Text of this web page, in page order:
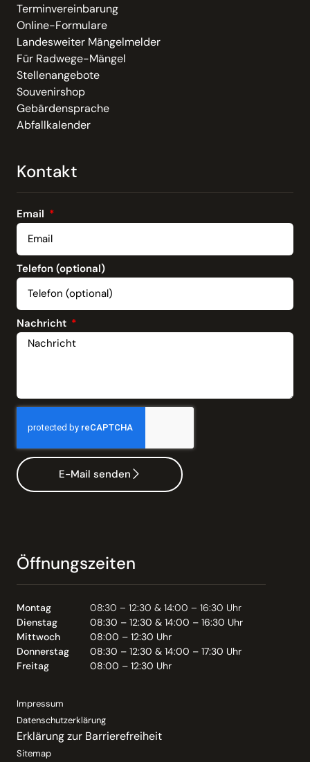
Terminvereinbarung
Online-Formulare
Landesweiter Mängelmelder
Für Radwege-Mängel
Stellenangebote
Souvenirshop
Gebärdensprache
Abfallkalender
Kontakt
Email
Telefon (optional)
Nachricht
E-Mail senden
Öffnungszeiten
Montag
08:30 – 12:30 & 14:00 – 16:30 Uhr
Dienstag
08:30 – 12:30 & 14:00 – 16:30 Uhr
Mittwoch
08:00 – 12:30 Uhr
Donnerstag
08:30 – 12:30 & 14:00 – 17:30 Uhr
Freitag
08:00 – 12:30 Uhr
Impressum
Datenschutzerklärung
Erklärung zur Barrierefreiheit
Sitemap